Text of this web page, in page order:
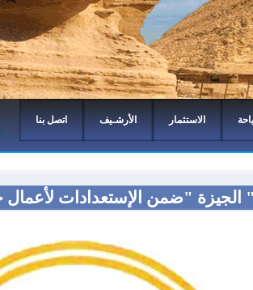
الاستثمار الأرشـيف اتصل بنا
الجيزة "ضمن الإستعدادات لأعمال